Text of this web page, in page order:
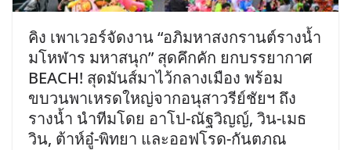
คิง เพาเวอร์จัดงาน “อภิมหาสงกรานต์รางน้ำ
มโหฬาร มหาสนุก” สุดคึกคัก ยกบรรยากาศ
BEACH! สุดมันส์มาไว้กลางเมือง พร้อม
ขบวนพาเหรดใหญ่จากอนุสาวรีย์ชัยฯ ถึง
รางน้ำ นำทีมโดย อาโป-ณัฐวิญญ์, วิน-เมธ
วิน, ต้าห์อู๋-พิทยา และออฟโรด-กันตภณ